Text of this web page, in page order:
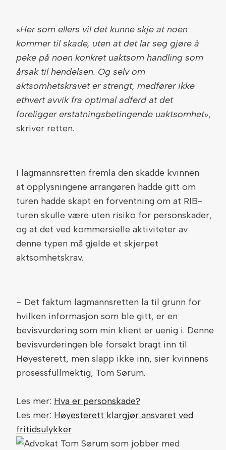
«Her som ellers vil det kunne skje at noen
kommer til skade, uten at det lar seg gjøre å
peke på noen konkret uaktsom handling som
årsak til hendelsen. Og selv om
aktsomhetskravet er strengt, medfører ikke
ethvert avvik fra optimal adferd at det
foreligger erstatningsbetingende uaktsomhet»,
skriver retten.
I lagmannsretten fremla den skadde kvinnen
at opplysningene arrangøren hadde gitt om
turen hadde skapt en forventning om at RIB-
turen skulle være uten risiko for personskader,
og at det ved kommersielle aktiviteter av
denne typen må gjelde et skjerpet
aktsomhetskrav.
– Det faktum lagmannsretten la til grunn for
hvilken informasjon som ble gitt, er en
bevisvurdering som min klient er uenig i. Denne
bevisvurderingen ble forsøkt bragt inn til
Høyesterett, men slapp ikke inn, sier kvinnens
prosessfullmektig, Tom Sørum.
Les mer: Hva er personskade?
Les mer: Høyesterett klargjør ansvaret ved
fritidsulykker